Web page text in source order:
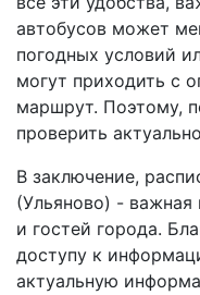
автобусов может
погодных условий
могут приходить с
маршрут. Поэтому,
проверить
В заключение,
(Ульяново) -
и гостей города.
доступу к
актуальную